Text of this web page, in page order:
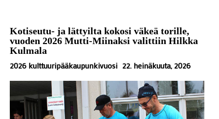
Kotiseutu- ja lättyilta kokosi väkeä torille,
vuoden 2026 Mutti-Miinaksi valittiin Hilkka
Kulmala
2026 kulttuuripääkaupunkivuosi 22. heinäkuuta, 2026